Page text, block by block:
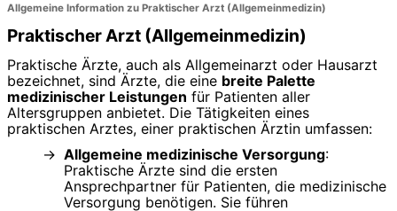
Allgemeine Information zu Praktischer Arzt (Allgemeinmedizin)
Praktischer Arzt (Allgemeinmedizin)
Praktische Ärzte, auch als Allgemeinarzt oder Hausarzt
bezeichnet, sind Ärzte, die eine breite Palette
medizinischer Leistungen für Patienten aller
Altersgruppen anbietet. Die Tätigkeiten eines
praktischen Arztes, einer praktischen Ärztin umfassen:
Allgemeine medizinische Versorgung:
Praktische Ärzte sind die ersten
Ansprechpartner für Patienten, die medizinische
Versorgung benötigen. Sie führen